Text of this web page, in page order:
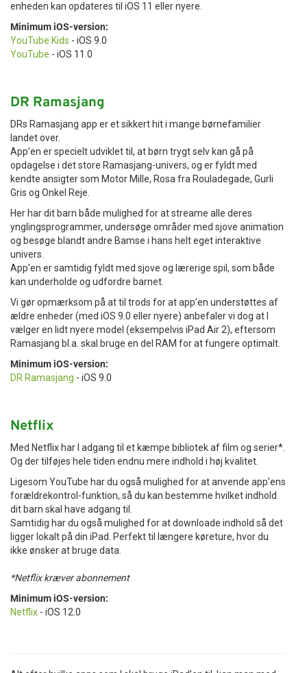
enheden kan opdateres til iOS 11 eller nyere.
Minimum iOS-version:
YouTube Kids - iOS 9.0
YouTube - iOS 11.0
DR Ramasjang
DRs Ramasjang app er et sikkert hit i mange børnefamilier
landet over.
App’en er specielt udviklet til, at børn trygt selv kan gå på
opdagelse i det store Ramasjang-univers, og er fyldt med
kendte ansigter som Motor Mille, Rosa fra Rouladegade, Gurli
Gris og Onkel Reje.
Her har dit barn både mulighed for at streame alle deres
ynglingsprogrammer, undersøge områder med sjove animation
og besøge blandt andre Bamse i hans helt eget interaktive
univers.
App’en er samtidig fyldt med sjove og lærerige spil, som både
kan underholde og udfordre barnet.
Vi gør opmærksom på at til trods for at app’en understøttes af
ældre enheder (med iOS 9.0 eller nyere) anbefaler vi dog at I
vælger en lidt nyere model (eksempelvis iPad Air 2), eftersom
Ramasjang bl.a. skal bruge en del RAM for at fungere optimalt.
Minimum iOS-version:
DR Ramasjang - iOS 9.0
Netflix
Med Netflix har I adgang til et kæmpe bibliotek af film og serier*.
Og der tilføjes hele tiden endnu mere indhold i høj kvalitet.
Ligesom YouTube har du også mulighed for at anvende app’ens
forældrekontrol-funktion, så du kan bestemme hvilket indhold
dit barn skal have adgang til.
Samtidig har du også mulighed for at downloade indhold så det
ligger lokalt på din iPad. Perfekt til længere køreture, hvor du
ikke ønsker at bruge data.
*Netflix kræver abonnement
Minimum iOS-version:
Netflix - iOS 12.0